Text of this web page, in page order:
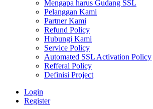
Mengapa harus Gudang SSL
Pelanggan Kami
Partner Kami
Refund Policy
Hubungi Kami
Service Policy
Automated SSL Activation Policy
Refferal Policy
Definisi Project
Login
Register